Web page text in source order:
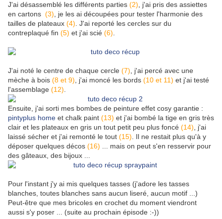
J'ai désassemblé les différents parties (2) , j'ai pris des assiettes
en cartons (3) , je les ai découpées pour tester l'harmonie des
tailles de plateaux (4) . J'ai reporté les cercles sur du
contreplaqué fin (5) et j'ai scié (6)
J'ai noté le centre de chaque cercle (7) , j'ai percé avec une
mèche à bois (8 et 9) , j'ai moncé les bords (10 et 11) et j'ai testé
l'assemblage (12)
Ensuite, j'ai sorti mes bombes de peinture effet cosy garantie :
pintyplus home et chalk paint (13) et j'ai bombé la tige en gris très
clair et les plateaux en gris un tout petit peu plus foncé (14) , j'ai
laissé sécher et j'ai remonté le tout (15) . Il ne restait plus qu'à y
déposer quelques décos (16) ... mais on peut s'en resservir pour
des gâteaux, des bijoux ...
Pour l'instant j'y ai mis quelques tasses (j'adore les tasses
blanches, toutes blanches sans aucun liseré, aucun motif ...)
Peut-être que mes bricoles en crochet du moment viendront
aussi s'y poser ... (suite au prochain épisode :-))